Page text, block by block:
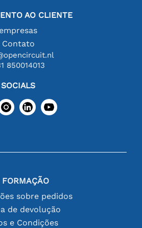
AO CLIENTE
empresas
Contato
850014013
SOCIALS
FORMAÇÃO
sobre pedidos
de devolução
e Condições